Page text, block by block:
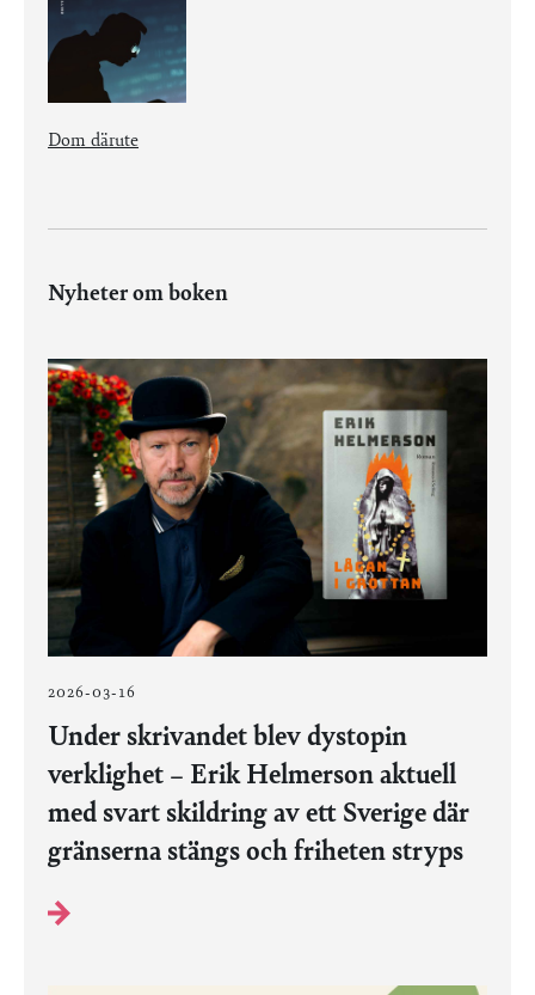
Dom därute
Nyheter om boken
2026-03-16
Under skrivandet blev dystopin
verklighet – Erik Helmerson aktuell
med svart skildring av ett Sverige där
gränserna stängs och friheten stryps